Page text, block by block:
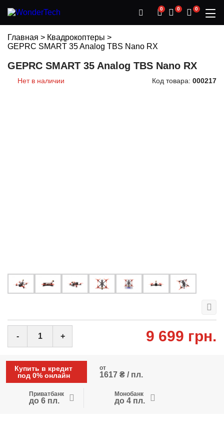
0 0 0
Главная > Квадрокоптеры >
GEPRC SMART 35 Analog TBS Nano RX
GEPRC SMART 35 Analog TBS Nano RX
Нет в наличии Код товара: 000217
9 699 грн.
- +
Купить в кредит
под 0% онлайн
от
1617 ₴ / пл.
Приватбанк
до 6 пл.
Монобанк
до 4 пл.